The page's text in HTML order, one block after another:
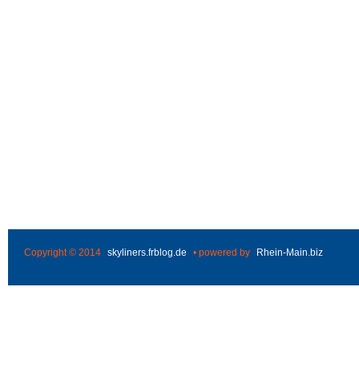
Copyright © 2014 skyliners.frblog.de • powered by Rhein-Main.biz